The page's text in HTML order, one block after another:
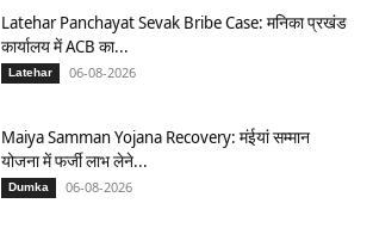
Latehar Panchayat Sevak Bribe Case: मनिका प्रखंड
कार्यालय में ACB का...
Latehar 06-08-2026
Maiya Samman Yojana Recovery: मंईयां सम्मान
योजना में फर्जी लाभ लेने...
Dumka 06-08-2026